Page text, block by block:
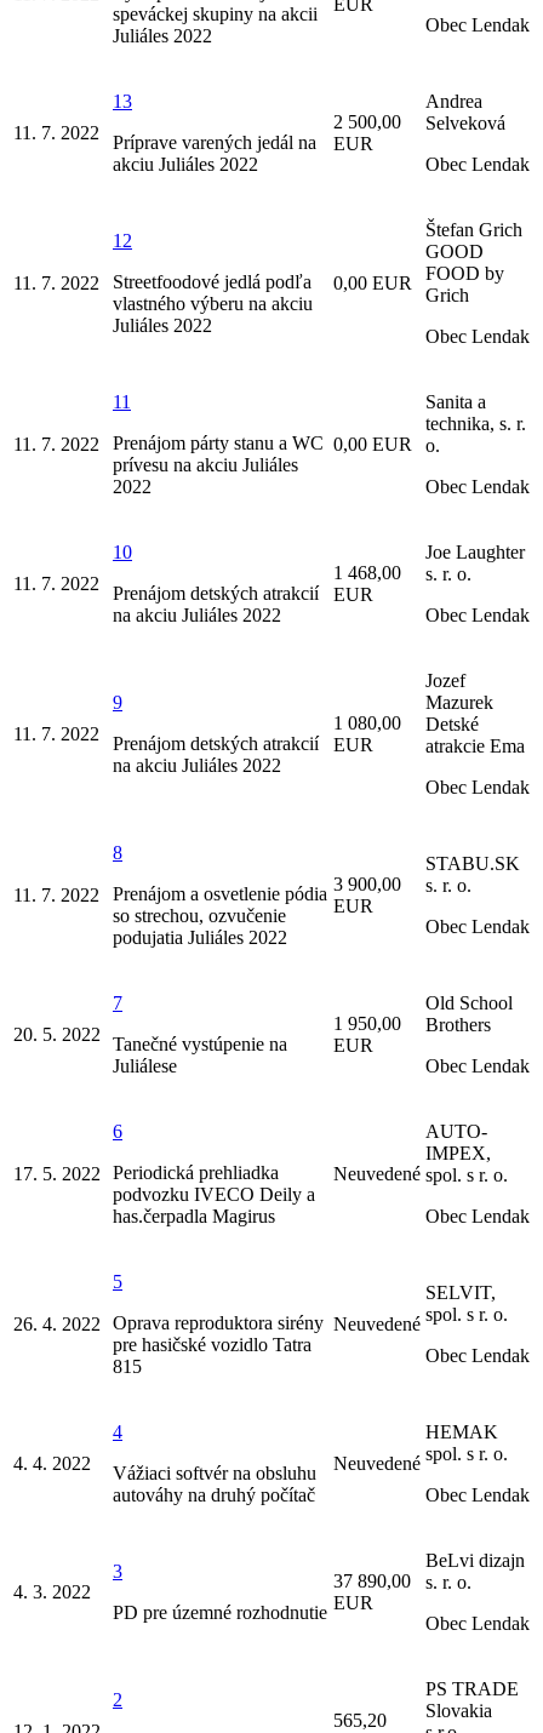
speváckej skupiny na akcii
Juliáles 2022
Obec Lendak
11. 7. 2022
13
Príprave varených jedál na
akciu Juliáles 2022
2 500,00
EUR
Andrea
Selveková
Obec Lendak
11. 7. 2022
12
Streetfoodové jedlá podľa
vlastného výberu na akciu
Juliáles 2022
0,00 EUR
Štefan Grich
GOOD
FOOD by
Grich
Obec Lendak
11. 7. 2022
11
Prenájom párty stanu a WC
prívesu na akciu Juliáles
2022
0,00 EUR
Sanita a
technika, s. r.
o.
Obec Lendak
11. 7. 2022
10
Prenájom detských atrakcií
na akciu Juliáles 2022
1 468,00
EUR
Joe Laughter
s. r. o.
Obec Lendak
11. 7. 2022
9
Prenájom detských atrakcií
na akciu Juliáles 2022
1 080,00
EUR
Jozef
Mazurek
Detské
atrakcie Ema
Obec Lendak
11. 7. 2022
8
Prenájom a osvetlenie pódia
so strechou, ozvučenie
podujatia Juliáles 2022
3 900,00
EUR
STABU.SK
s. r. o.
Obec Lendak
20. 5. 2022
7
Tanečné vystúpenie na
Juliálese
1 950,00
EUR
Old School
Brothers
Obec Lendak
17. 5. 2022
6
Periodická prehliadka
podvozku IVECO Deily a
has.čerpadla Magirus
Neuvedené
AUTO-
IMPEX,
spol. s r. o.
Obec Lendak
26. 4. 2022
5
Oprava reproduktora sirény
pre hasičské vozidlo Tatra
815
Neuvedené
SELVIT,
spol. s r. o.
Obec Lendak
4. 4. 2022
4
Vážiaci softvér na obsluhu
autováhy na druhý počítač
Neuvedené
HEMAK
spol. s r. o.
Obec Lendak
4. 3. 2022
3
PD pre územné rozhodnutie
37 890,00
EUR
BeLvi dizajn
s. r. o.
Obec Lendak
2
565,20
PS TRADE
Slovakia